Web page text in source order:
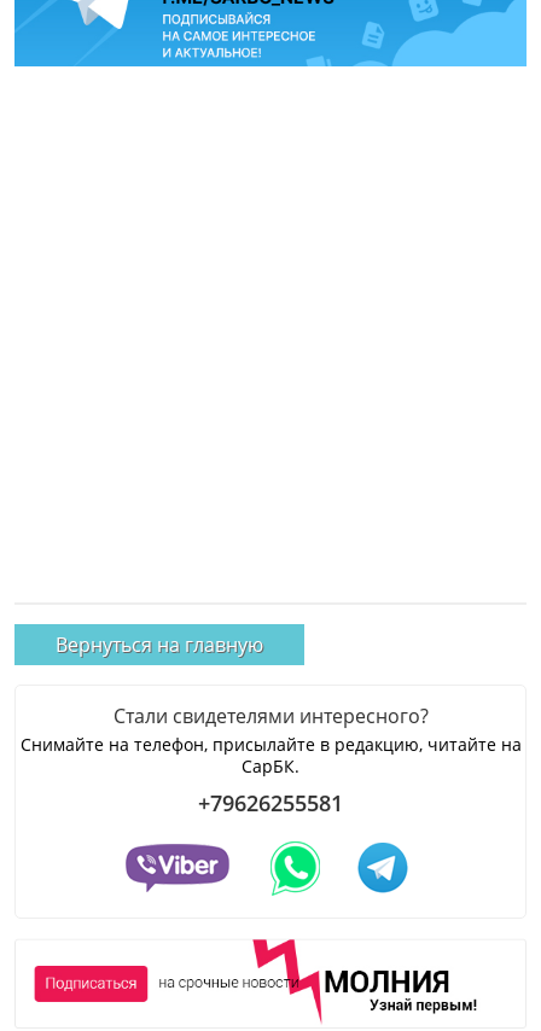
Вернуться на главную
Стали свидетелями интересного?
Снимайте на телефон, присылайте в редакцию, читайте на
СарБК.
+79626255581